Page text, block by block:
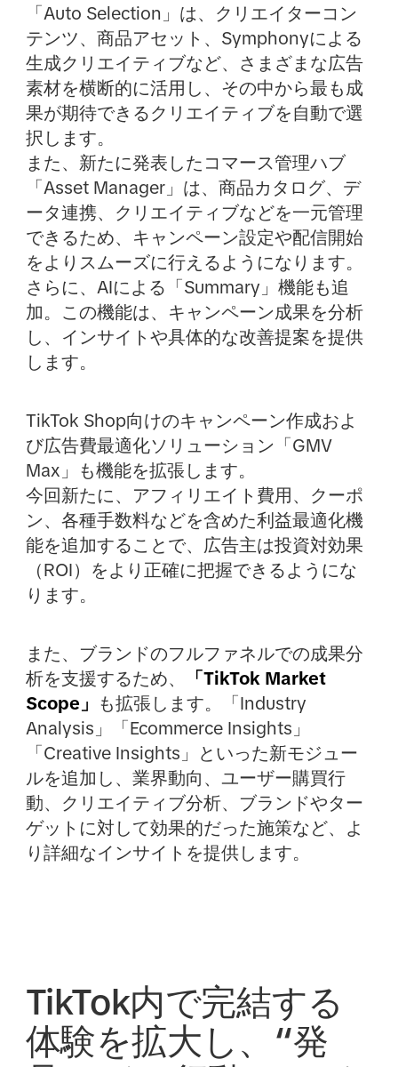
「Auto Selection」は、クリエイターコン
テンツ、商品アセット、Symphonyによる
生成クリエイティブなど、さまざまな広告
素材を横断的に活用し、その中から最も成
果が期待できるクリエイティブを自動で選
択します。
また、新たに発表したコマース管理ハブ
「Asset Manager」は、商品カタログ、デ
ータ連携、クリエイティブなどを一元管理
できるため、キャンペーン設定や配信開始
をよりスムーズに行えるようになります。
さらに、AIによる「Summary」機能も追
加。この機能は、キャンペーン成果を分析
し、インサイトや具体的な改善提案を提供
します。
TikTok Shop向けのキャンペーン作成およ
び広告費最適化ソリューション「GMV
Max」も機能を拡張します。
今回新たに、アフィリエイト費用、クーポ
ン、各種手数料などを含めた利益最適化機
能を追加することで、広告主は投資対効果
（ROI）をより正確に把握できるようにな
ります。
また、ブランドのフルファネルでの成果分
析を支援するため、
「TikTok Market
Scope」
も拡張します。「Industry
Analysis」「Ecommerce Insights」
「Creative Insights」といった新モジュー
ルを追加し、業界動向、ユーザー購買行
動、クリエイティブ分析、ブランドやター
ゲットに対して効果的だった施策など、よ
り詳細なインサイトを提供します。
TikTok内で完結する
体験を拡大し、“発